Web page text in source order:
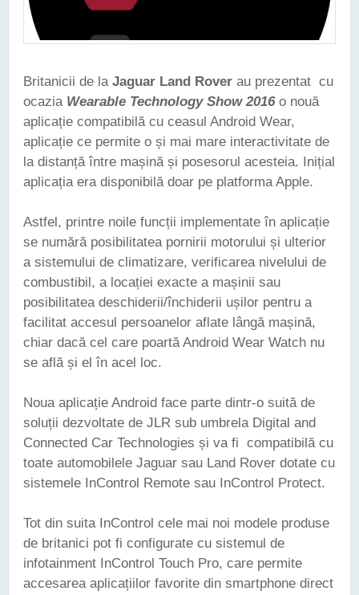
Britanicii de la Jaguar Land Rover au prezentat cu
ocazia Wearable Technology Show 2016o nouă
aplicație compatibilă cu ceasul Android Wear,
aplicație ce permite o și mai mare interactivitate de
la distanță între mașină și posesorul acesteia. Inițial
aplicația era disponibilă doar pe platforma Apple.
Astfel, printre noile funcții implementate în aplicație
se numără posibilitatea pornirii motorului și ulterior
a sistemului de climatizare, verificarea nivelului de
combustibil, a locației exacte a mașinii sau
posibilitatea deschiderii/închiderii ușilor pentru a
facilitat accesul persoanelor aflate lângă mașină,
chiar dacă cel care poartă Android Wear Watch nu
se află și el în acel loc.
Noua aplicație Android face parte dintr-o suită de
soluții dezvoltate de JLR sub umbrela Digital and
Connected Car Technologies și va fi compatibilă cu
toate automobilele Jaguar sau Land Rover dotate cu
sistemele InControl Remote sau InControl Protect.
Tot din suita InControl cele mai noi modele produse
de britanici pot fi configurate cu sistemul de
infotainment InControl Touch Pro, care permite
accesarea aplicațiilor favorite din smartphone direct